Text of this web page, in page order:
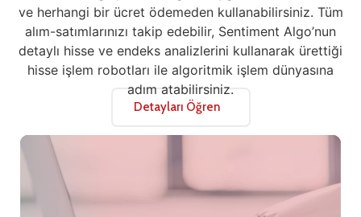
ve herhangi bir ücret ödemeden kullanabilirsiniz. Tüm
alım-satımlarınızı takip edebilir, Sentiment Algo’nun
detaylı hisse ve endeks analizlerini kullanarak ürettiği
hisse işlem robotları ile algoritmik işlem dünyasına
adım atabilirsiniz.
Detayları Öğren